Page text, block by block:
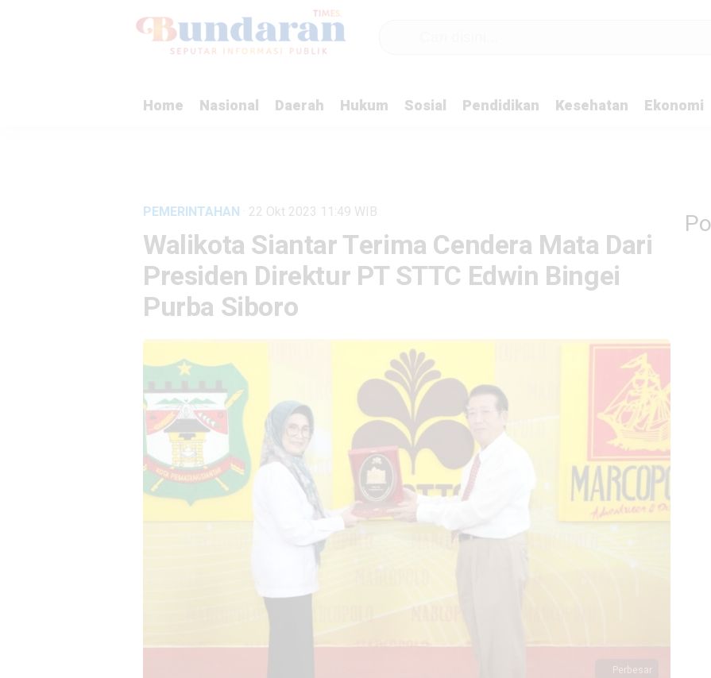
Home Nasional Daerah Hukum Sosial Pendidikan Kesehatan Ekonomi
PEMERINTAHAN · 22 Okt 2023 11:49 WIB
Walikota Siantar Terima Cendera Mata Dari
Presiden Direktur PT STTC Edwin Bingei
Purba Siboro
Perbesar